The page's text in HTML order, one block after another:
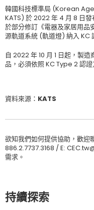
韓國科技標準局 (Korean
KATS) 於 2022 年 4 月 8 日
於部分修訂《電器及家居用品
源軌道系統 (軌道燈) 納入 KC
自 2022 年 10 月 1 日起，製
品，必須依照 KC Type 2 認
資料來源：KATS
欲知我們如何提供協助，歡迎
886.2.7737.3168 / E:
需求。
持續探索